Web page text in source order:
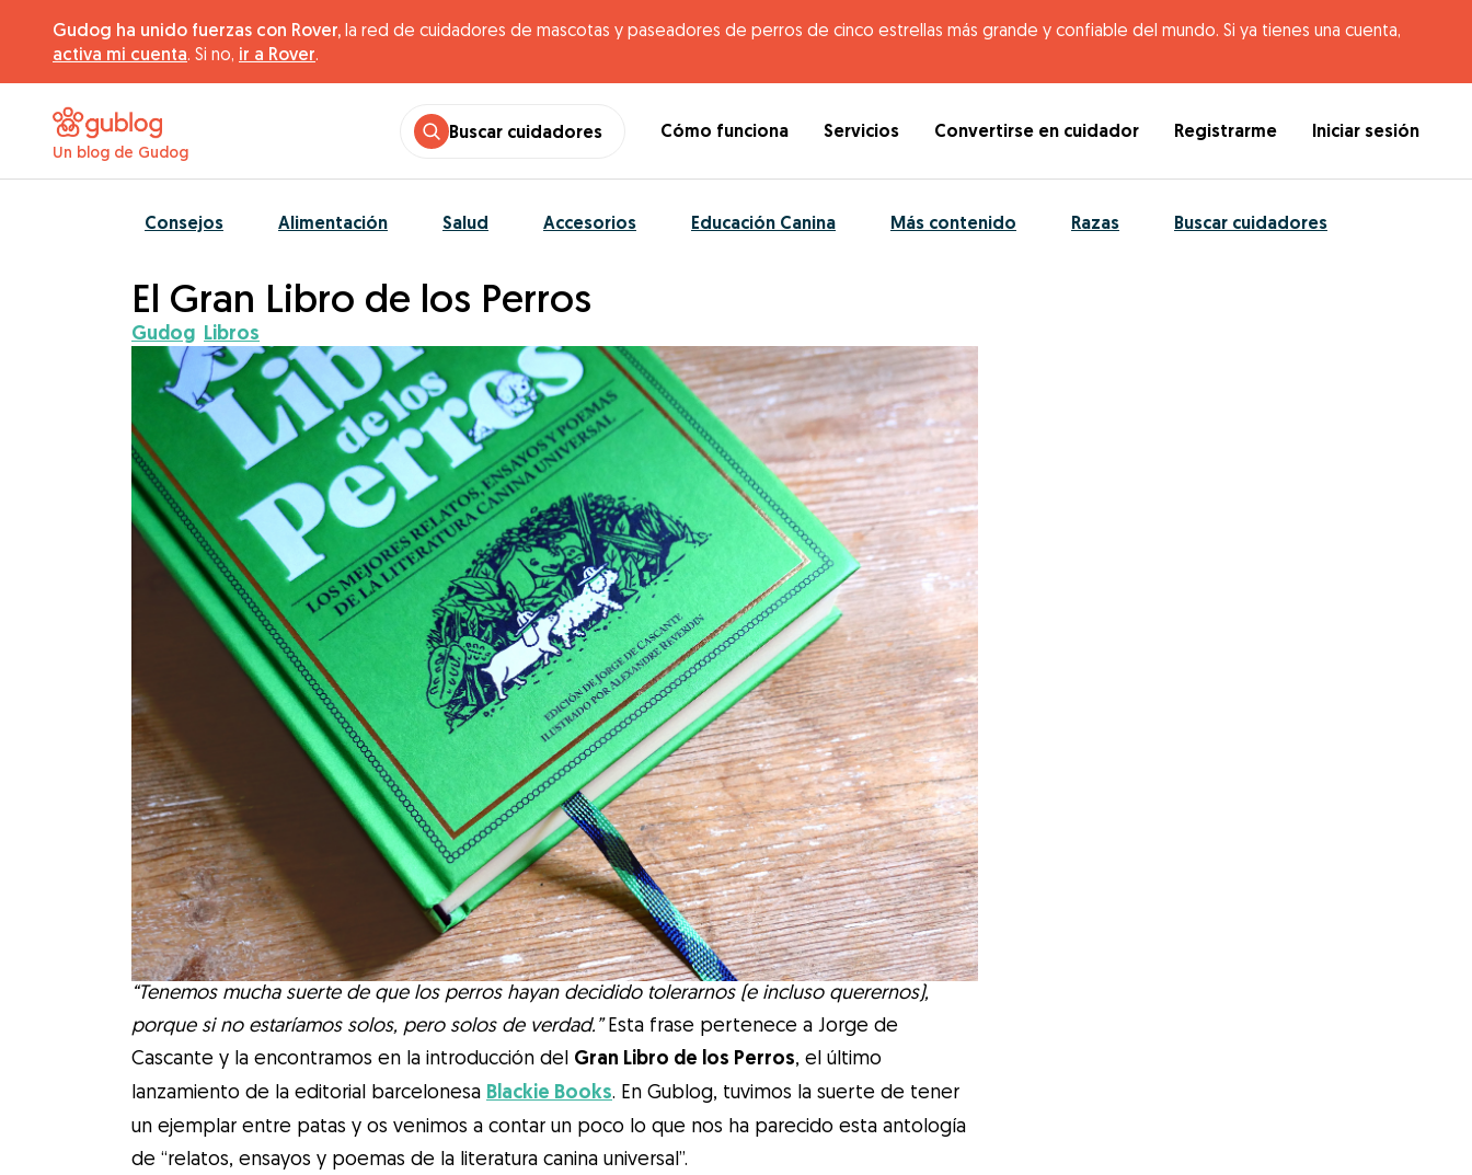
Gudog ha unido fuerzas con Rover, la red de cuidadores de mascotas y paseadores de perros de cinco estrellas más grande y confiable del mundo. Si ya tienes una cuenta,
activa mi cuenta. Si no, ir a Rover.
Un blog de Gudog
Buscar cuidadores Cómo funciona Servicios Convertirse en cuidador Registrarme Iniciar sesión
Consejos Alimentación Salud Accesorios Educación Canina Más contenido Razas Buscar cuidadores
El Gran Libro de los Perros
Gudog Libros
“Tenemos mucha suerte de que los perros hayan decidido tolerarnos (e incluso querernos),
porque si no estaríamos solos, pero solos de verdad.”Esta frase pertenece a Jorge de
Cascante y la encontramos en la introducción del Gran Libro de los Perros, el último
lanzamiento de la editorial barcelonesa Blackie Books. En Gublog, tuvimos la suerte de tener
un ejemplar entre patas y os venimos a contar un poco lo que nos ha parecido esta antología
de “relatos, ensayos y poemas de la literatura canina universal”.